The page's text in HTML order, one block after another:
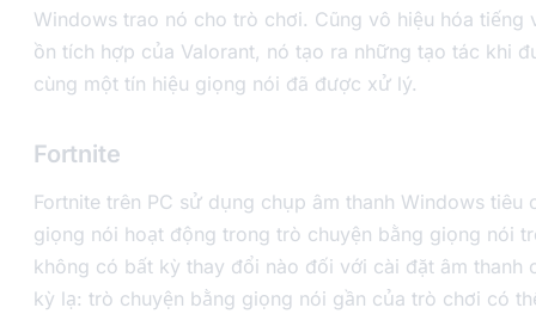
Windows trao nó cho trò chơi. Cũng vô hiệu hóa tiếng
ồn tích hợp của Valorant, nó tạo ra những tạo tác khi
cùng một tín hiệu giọng nói đã được xử lý.
Fortnite
Fortnite trên PC sử dụng chụp âm thanh Windows tiêu
giọng nói hoạt động trong trò chuyện bằng giọng nói
không có bất kỳ thay đổi nào đối với cài đặt âm thanh
kỳ lạ: trò chuyện bằng giọng nói gần của trò chơi có